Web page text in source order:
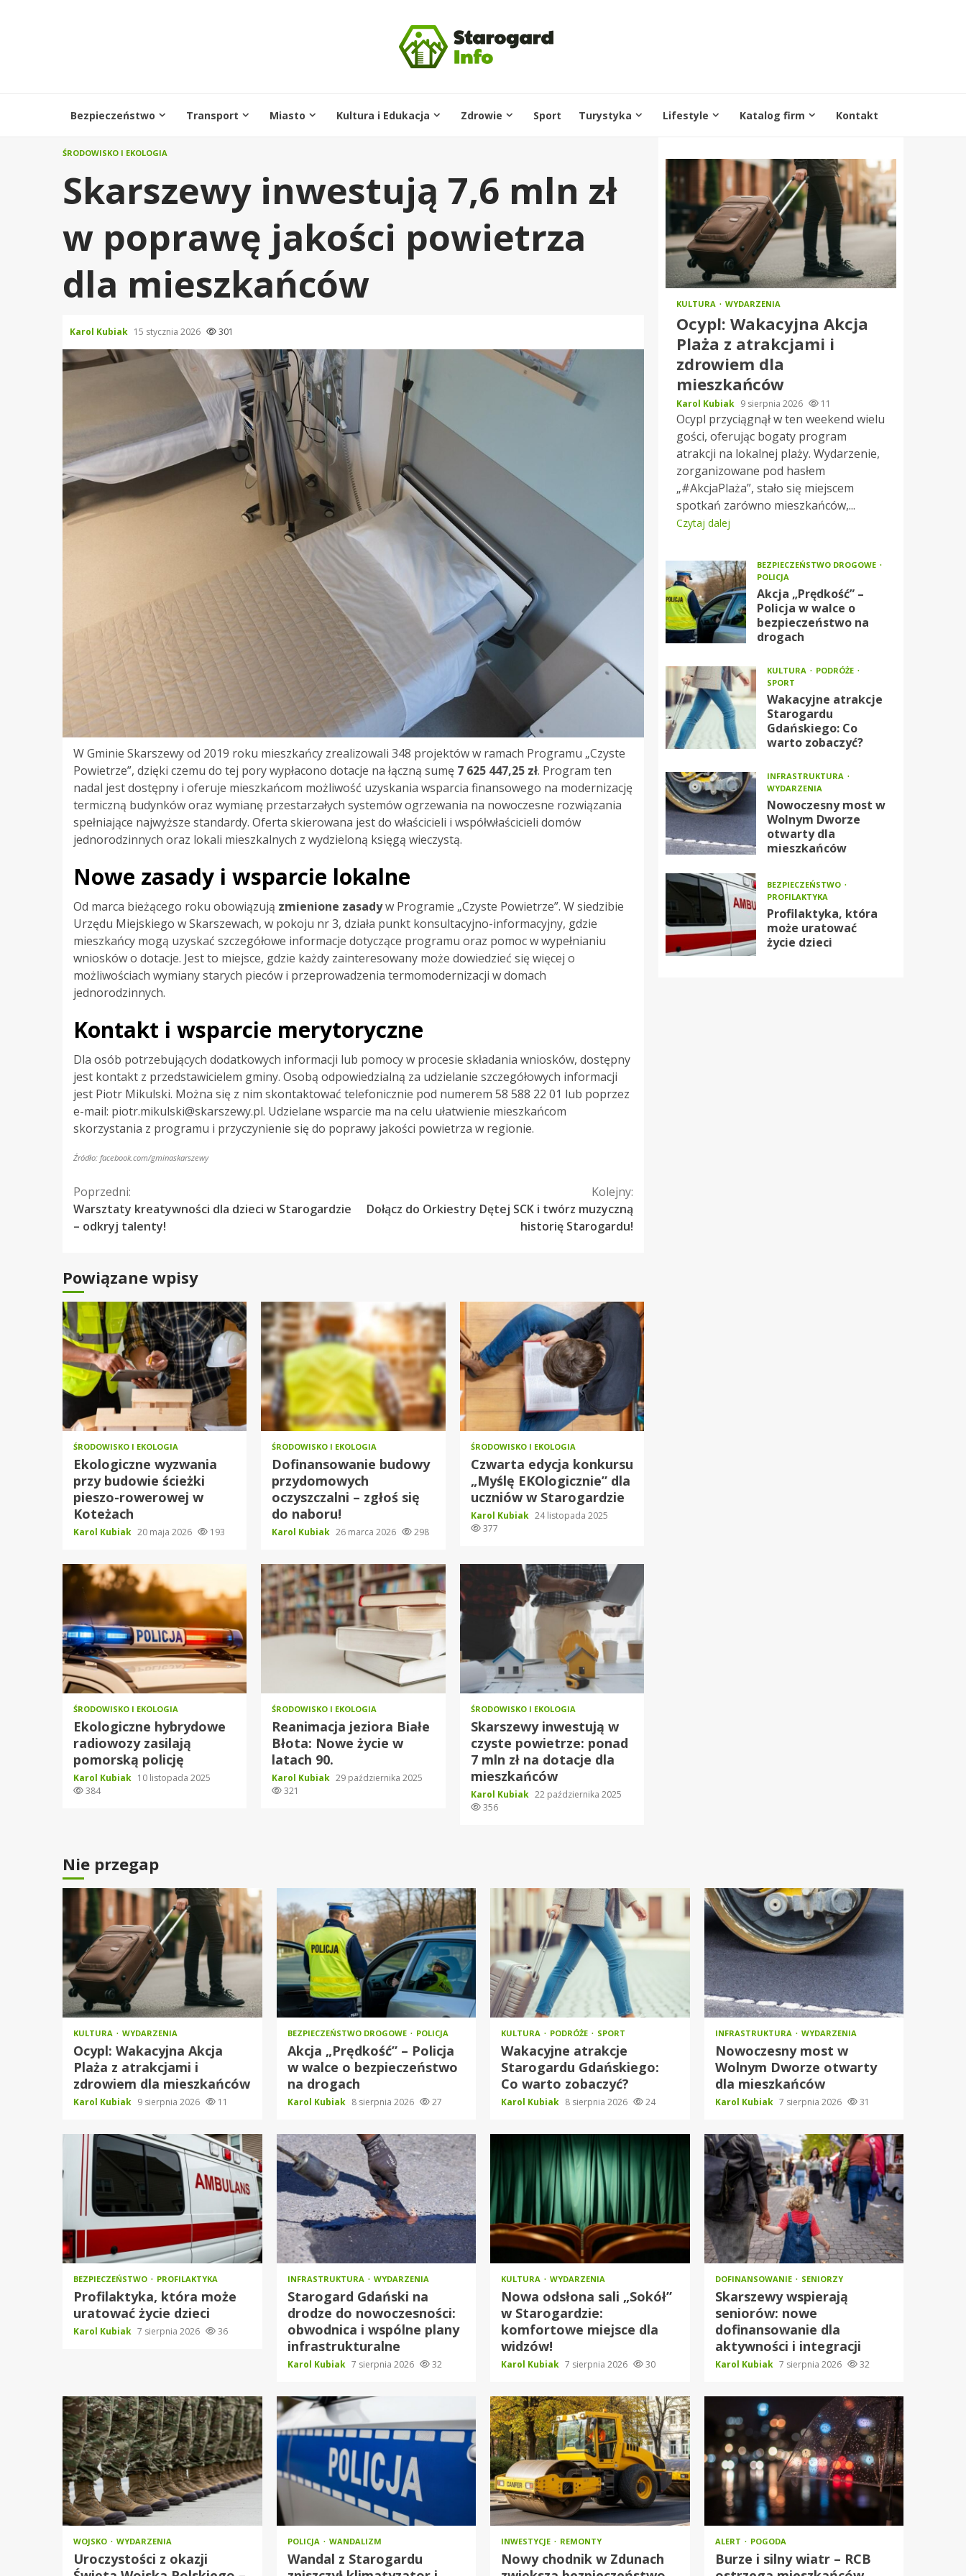
Bezpieczeństwo Transport Miasto Kultura i Edukacja Zdrowie Sport Turystyka Lifestyle Katalog firm Kontakt
ŚRODOWISKO I EKOLOGIA
Skarszewy inwestują 7,6 mln zł
w poprawę jakości powietrza
dla mieszkańców
Karol Kubiak 15 stycznia 2026 301
W Gminie Skarszewy od 2019 roku mieszkańcy zrealizowali 348 projektów w ramach Programu „Czyste
Powietrze”, dzięki czemu do tej pory wypłacono dotacje na łączną sumę 7 625 447,25 zł. Program ten
nadal jest dostępny i oferuje mieszkańcom możliwość uzyskania wsparcia finansowego na modernizację
termiczną budynków oraz wymianę przestarzałych systemów ogrzewania na nowoczesne rozwiązania
spełniające najwyższe standardy. Oferta skierowana jest do właścicieli i współwłaścicieli domów
jednorodzinnych oraz lokali mieszkalnych z wydzieloną księgą wieczystą.
Nowe zasady i wsparcie lokalne
Od marca bieżącego roku obowiązują zmienione zasadyw Programie „Czyste Powietrze”. W siedzibie
Urzędu Miejskiego w Skarszewach, w pokoju nr 3, działa punkt konsultacyjno-informacyjny, gdzie
mieszkańcy mogą uzyskać szczegółowe informacje dotyczące programu oraz pomoc w wypełnianiu
wniosków o dotacje. Jest to miejsce, gdzie każdy zainteresowany może dowiedzieć się więcej o
możliwościach wymiany starych pieców i przeprowadzenia termomodernizacji w domach
jednorodzinnych.
Kontakt i wsparcie merytoryczne
Dla osób potrzebujących dodatkowych informacji lub pomocy w procesie składania wniosków, dostępny
jest kontakt z przedstawicielem gminy. Osobą odpowiedzialną za udzielanie szczegółowych informacji
jest Piotr Mikulski. Można się z nim skontaktować telefonicznie pod numerem 58 588 22 01 lub poprzez
e-mail: piotr.mikulski@skarszewy.pl. Udzielane wsparcie ma na celu ułatwienie mieszkańcom
skorzystania z programu i przyczynienie się do poprawy jakości powietrza w regionie.
Źródło: facebook.com/gminaskarszewy
Kontynuuj
czytanie
Poprzedni:
Warsztaty kreatywności dla dzieci w Starogardzie
– odkryj talenty!
Kolejny:
Dołącz do Orkiestry Dętej SCK i twórz muzyczną
historię Starogardu!
Powiązane wpisy
ŚRODOWISKO I EKOLOGIA
Ekologiczne wyzwania
przy budowie ścieżki
pieszo-rowerowej w
Koteżach
Karol Kubiak 20 maja 2026 193
ŚRODOWISKO I EKOLOGIA
Dofinansowanie budowy
przydomowych
oczyszczalni – zgłoś się
do naboru!
Karol Kubiak 26 marca 2026 298
ŚRODOWISKO I EKOLOGIA
Czwarta edycja konkursu
„Myślę EKOlogicznie” dla
uczniów w Starogardzie
Karol Kubiak 24 listopada 2025
377
ŚRODOWISKO I EKOLOGIA
Ekologiczne hybrydowe
radiowozy zasilają
pomorską policję
Karol Kubiak 10 listopada 2025
384
ŚRODOWISKO I EKOLOGIA
Reanimacja jeziora Białe
Błota: Nowe życie w
latach 90.
Karol Kubiak 29 października 2025
321
ŚRODOWISKO I EKOLOGIA
Skarszewy inwestują w
czyste powietrze: ponad
7 mln zł na dotacje dla
mieszkańców
Karol Kubiak 22 października 2025
356
KULTURA WYDARZENIA
Ocypl: Wakacyjna Akcja
Plaża z atrakcjami i
zdrowiem dla
mieszkańców
Karol Kubiak 9 sierpnia 2026 11
Ocypl przyciągnął w ten weekend wielu
gości, oferując bogaty program
atrakcji na lokalnej plaży. Wydarzenie,
zorganizowane pod hasłem
„#AkcjaPlaża”, stało się miejscem
spotkań zarówno mieszkańców,...
Czytaj dalej
BEZPIECZEŃSTWO DROGOWE
POLICJA
Akcja „Prędkość” –
Policja w walce o
bezpieczeństwo na
drogach
KULTURA
PODRÓŻE
SPORT
Wakacyjne atrakcje
Starogardu
Gdańskiego: Co
warto zobaczyć?
INFRASTRUKTURA
WYDARZENIA
Nowoczesny most w
Wolnym Dworze
otwarty dla
mieszkańców
BEZPIECZEŃSTWO
PROFILAKTYKA
Profilaktyka, która
może uratować
życie dzieci
Nie przegap
KULTURA WYDARZENIA
Ocypl: Wakacyjna Akcja
Plaża z atrakcjami i
zdrowiem dla mieszkańców
Karol Kubiak 9 sierpnia 2026 11
BEZPIECZEŃSTWO DROGOWE POLICJA
Akcja „Prędkość” – Policja
w walce o bezpieczeństwo
na drogach
Karol Kubiak 8 sierpnia 2026 27
KULTURA PODRÓŻE SPORT
Wakacyjne atrakcje
Starogardu Gdańskiego:
Co warto zobaczyć?
Karol Kubiak 8 sierpnia 2026 24
INFRASTRUKTURA WYDARZENIA
Nowoczesny most w
Wolnym Dworze otwarty
dla mieszkańców
Karol Kubiak 7 sierpnia 2026 31
BEZPIECZEŃSTWO PROFILAKTYKA
Profilaktyka, która może
uratować życie dzieci
Karol Kubiak 7 sierpnia 2026 36
INFRASTRUKTURA WYDARZENIA
Starogard Gdański na
drodze do nowoczesności:
obwodnica i wspólne plany
infrastrukturalne
Karol Kubiak 7 sierpnia 2026 32
KULTURA WYDARZENIA
Nowa odsłona sali „Sokół”
w Starogardzie:
komfortowe miejsce dla
widzów!
Karol Kubiak 7 sierpnia 2026 30
DOFINANSOWANIE SENIORZY
Skarszewy wspierają
seniorów: nowe
dofinansowanie dla
aktywności i integracji
Karol Kubiak 7 sierpnia 2026 32
WOJSKO WYDARZENIA
Uroczystości z okazji
POLICJA WANDALIZM
Wandal z Starogardu
INWESTYCJE REMONTY
Nowy chodnik w Zdunach
ALERT POGODA
Burze i silny wiatr – RCB